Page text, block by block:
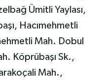
Ümitli Yaylası,
Hacımehmetli
Mah. Dobul
Köprübaşı Sk.,
Mah.,